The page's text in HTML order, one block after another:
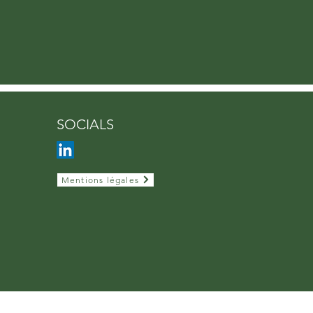
SOCIALS
Mentions légales